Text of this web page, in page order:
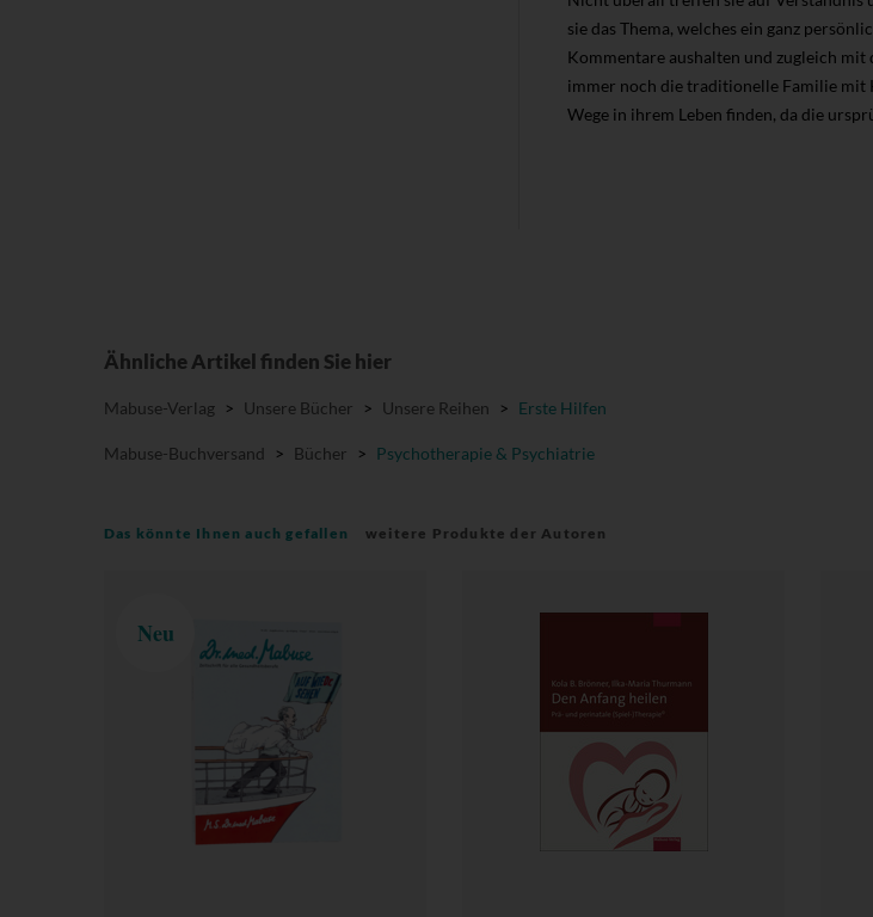
sie das Thema, welches ein ganz
Kommentare aushalten und zugleich
immer noch die traditionelle Familie mit
Wege in ihrem Leben finden, da die
Ähnliche Artikel finden Sie hier
Mabuse-Verlag > Unsere Bücher > Unsere Reihen > Erste Hilfen
Mabuse-Buchversand > Bücher > Psychotherapie & Psychiatrie
Das könnte Ihnen auch gefallen weitere Produkte der Autoren
Neu